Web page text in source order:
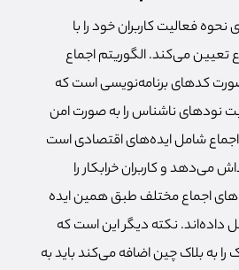
نحوه فعالیت کاربران خود را با
تعیین می‌کند. الگوریتم اجماع
کدهای برنامه‌نویسی است که
نودهای ناشناس را به صورت امن
شامل ایده‌های اقتصادی است
می‌دهد و کاربران خرابکار را
اجماع مختلف طبق همین ایده
داده‌اند. نکته دیگر این است که
را به بلاک چین اضافه می‌کند باید به